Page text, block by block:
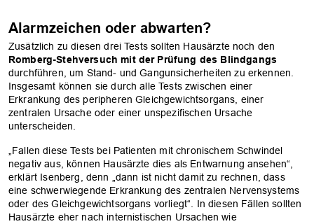
Alarmzeichen oder abwarten?
Zusätzlich zu diesen drei Tests sollten Hausärzte noch den
Romberg-Stehversuch mit der Prüfung des Blindgangs
durchführen, um Stand- und Gangunsicherheiten zu erkennen.
Insgesamt können sie durch alle Tests zwischen einer
Erkrankung des peripheren Gleichgewichtsorgans, einer
zentralen Ursache oder einer unspezifischen Ursache
unterscheiden.
„Fallen diese Tests bei Patienten mit chronischem Schwindel
negativ aus, können Hausärzte dies als Entwarnung ansehen“,
erklärt Isenberg, denn „dann ist nicht damit zu rechnen, dass
eine schwerwiegende Erkrankung des zentralen Nervensystems
oder des Gleichgewichtsorgans vorliegt“. In diesen Fällen sollten
Hausärzte eher nach internistischen Ursachen wie